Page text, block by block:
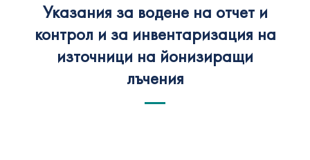
Указания за водене на отчет и
контрол и за инвентаризация на
източници на йонизиращи
лъчения